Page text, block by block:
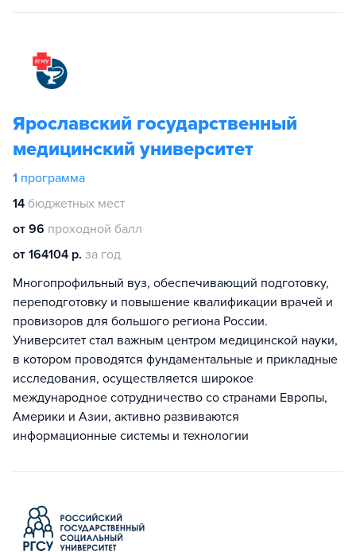
Ярославский государственный
медицинский университет
1 программа
14 бюджетных мест
от 96 проходной балл
от 164104 р. за год
Многопрофильный вуз, обеспечивающий подготовку,
переподготовку и повышение квалификации врачей и
провизоров для большого региона России.
Университет стал важным центром медицинской науки,
в котором проводятся фундаментальные и прикладные
исследования, осуществляется широкое
международное сотрудничество со странами Европы,
Америки и Азии, активно развиваются
информационные системы и технологии